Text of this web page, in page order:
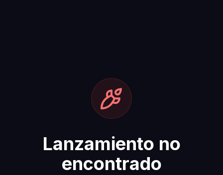
Lanzamiento no
encontrado